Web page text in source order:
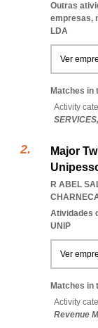
Outras
empresas,
LDA
Ver
Matches in
Activity
SERVICES,
Major
R ABEL
Atividades
UNIP
Ver
Matches in
Activity
Revenue